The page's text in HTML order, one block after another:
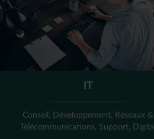
Conseil, Développement, Réseaux &
Télécommunications, Support, Digital